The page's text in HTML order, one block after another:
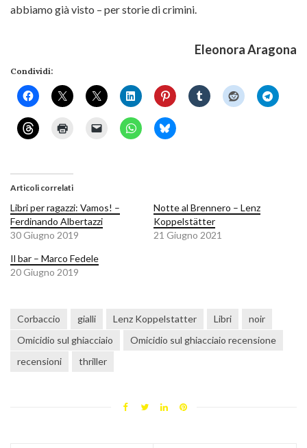
abbiamo già visto – per storie di crimini.
Eleonora Aragona
Condividi:
Articoli correlati
Libri per ragazzi: Vamos! –
Ferdinando Albertazzi
30 Giugno 2019
Notte al Brennero – Lenz
Koppelstätter
21 Giugno 2021
Il bar – Marco Fedele
20 Giugno 2019
Corbaccio gialli Lenz Koppelstatter Libri
noir
Omicidio sul ghiacciaio
Omicidio sul ghiacciaio recensione
recensioni
thriller